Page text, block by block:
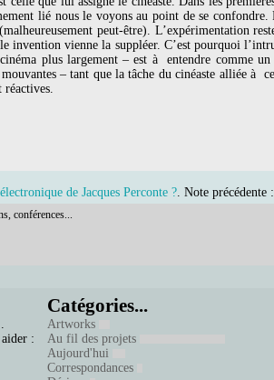
lié nous le voyons au point de se
peut-être). L’expérimentation
invention vienne la suppléer. C’est pourquoi
plus largement – est à entendre comme un
– tant que la tâche du cinéaste alliée à
de Jacques Perconte ? . Note précédente :
conférences...
:
Catégories...
Artworks
Au fil des projets
Aujourd'hui
Correspondances